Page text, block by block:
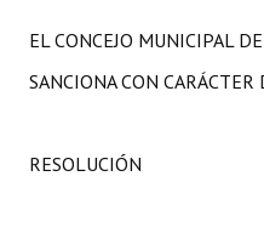
EL CONCEJO MUNICIPAL
SANCIONA CON CARÁCTER
RESOLUCIÓN